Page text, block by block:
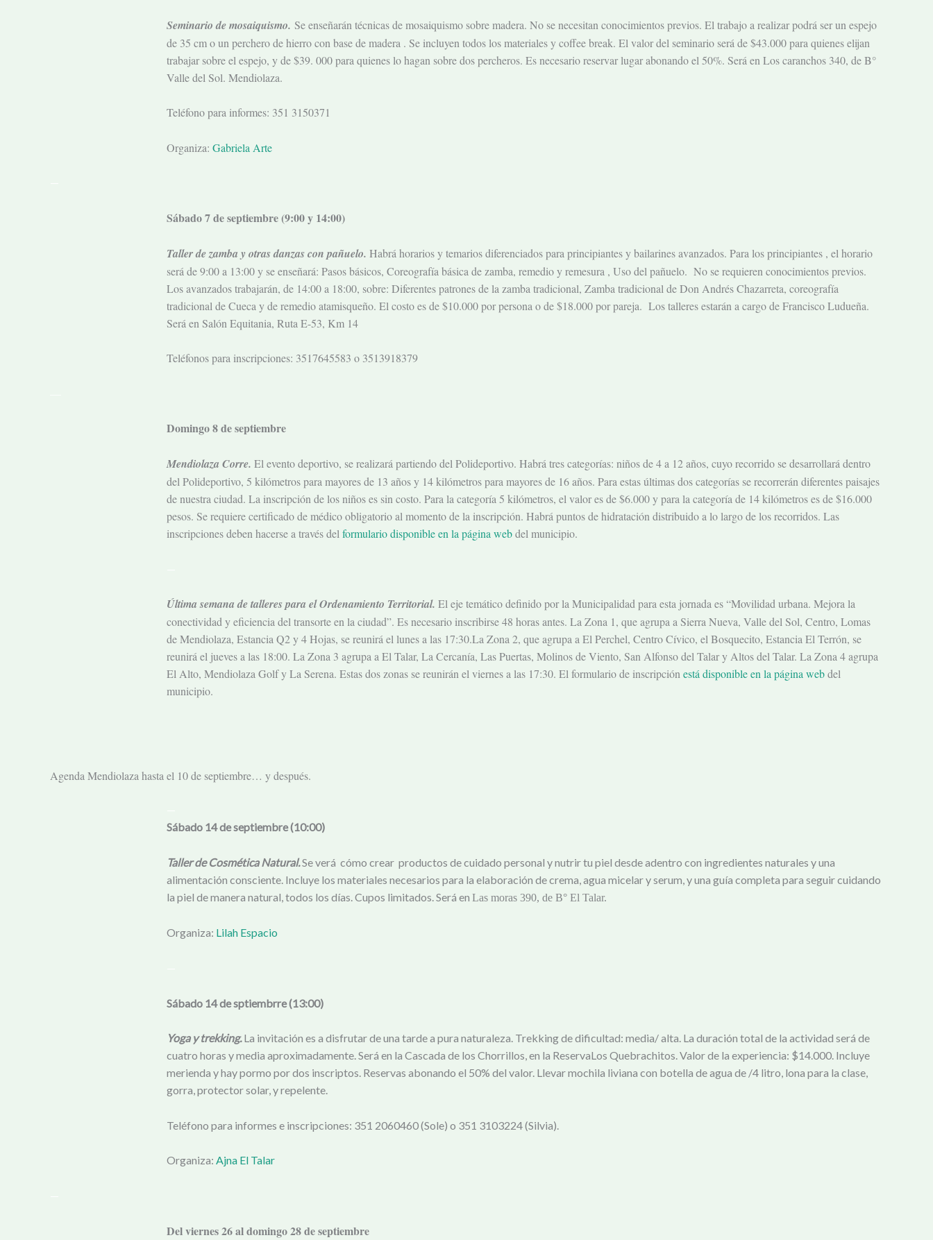
Seminario de mosaiquismo. Se enseñarán técnicas de mosaiquismo sobre madera. No se necesitan conocimientos previos. El trabajo a realizar podrá ser un espejo
de 35 cm o un perchero de hierro con base de madera . Se incluyen todos los materiales y coffee break. El valor del seminario será de $43.000 para quienes elijan
trabajar sobre el espejo, y de $39. 000 para quienes lo hagan sobre dos percheros. Es necesario reservar lugar abonando el 50%. Será en Los caranchos 340, de B°
Valle del Sol. Mendiolaza.
Teléfono para informes: 351 3150371
Organiza: Gabriela Arte
Sábado 7 de septiembre (9:00 y 14:00)
Taller de zamba y otras danzas con pañuelo. Habrá horarios y temarios diferenciados para principiantes y bailarines avanzados. Para los principiantes , el horario
será de 9:00 a 13:00 y se enseñará: Pasos básicos, Coreografía básica de zamba, remedio y remesura , Uso del pañuelo. No se requieren conocimientos previos.
Los avanzados trabajarán, de 14:00 a 18:00, sobre: Diferentes patrones de la zamba tradicional, Zamba tradicional de Don Andrés Chazarreta, coreografía
tradicional de Cueca y de remedio atamisqueño. El costo es de $10.000 por persona o de $18.000 por pareja. Los talleres estarán a cargo de Francisco Ludueña.
Será en Salón Equitania, Ruta E-53, Km 14
Teléfonos para inscripciones: 3517645583 o 3513918379
Domingo 8 de septiembre
Mendiolaza Corre. El evento deportivo, se realizará partiendo del Polideportivo. Habrá tres categorías: niños de 4 a 12 años, cuyo recorrido se desarrollará dentro
del Polideportivo, 5 kilómetros para mayores de 13 años y 14 kilómetros para mayores de 16 años. Para estas últimas dos categorías se recorrerán diferentes paisajes
de nuestra ciudad. La inscripción de los niños es sin costo. Para la categoría 5 kilómetros, el valor es de $6.000 y para la categoría de 14 kilómetros es de $16.000
pesos. Se requiere certificado de médico obligatorio al momento de la inscripción. Habrá puntos de hidratación distribuido a lo largo de los recorridos. Las
inscripciones deben hacerse a través del formulario disponible en la página webdel municipio.
Última semana de talleres para el Ordenamiento Territorial. El eje temático definido por la Municipalidad para esta jornada es “Movilidad urbana. Mejora la
conectividad y eficiencia del transorte en la ciudad”. Es necesario inscribirse 48 horas antes. La Zona 1, que agrupa a Sierra Nueva, Valle del Sol, Centro, Lomas
de Mendiolaza, Estancia Q2 y 4 Hojas, se reunirá el lunes a las 17:30.La Zona 2, que agrupa a El Perchel, Centro Cívico, el Bosquecito, Estancia El Terrón, se
reunirá el jueves a las 18:00. La Zona 3 agrupa a El Talar, La Cercanía, Las Puertas, Molinos de Viento, San Alfonso del Talar y Altos del Talar. La Zona 4 agrupa
El Alto, Mendiolaza Golf y La Serena. Estas dos zonas se reunirán el viernes a las 17:30. El formulario de inscripción está disponible en la página webdel
municipio.
Agenda Mendiolaza hasta el 10 de septiembre… y después.
Sábado 14 de septiembre (10:00)
Taller de Cosmética Natural.Se verá cómo crear productos de cuidado personal y nutrir tu piel desde adentro con ingredientes naturales y una
alimentación consciente. Incluye los materiales necesarios para la elaboración de crema, agua micelar y serum, y una guía completa para seguir cuidando
la piel de manera natural, todos los días. Cupos limitados. Será en Las moras 390, de B° El Talar.
Organiza: Lilah Espacio
Sábado 14 de sptiembrre (13:00)
Yoga y trekking.La invitación es a disfrutar de una tarde a pura naturaleza. Trekking de dificultad: media/ alta. La duración total de la actividad será de
cuatro horas y media aproximadamente. Será en la Cascada de los Chorrillos, en la ReservaLos Quebrachitos. Valor de la experiencia: $14.000. Incluye
merienda y hay pormo por dos inscriptos. Reservas abonando el 50% del valor. Llevar mochila liviana con botella de agua de /4 litro, lona para la clase,
gorra, protector solar, y repelente.
Teléfono para informes e inscripciones: 351 2060460 (Sole) o 351 3103224 (Silvia).
Organiza: Ajna El Talar
Del viernes 26 al domingo 28 de septiembre